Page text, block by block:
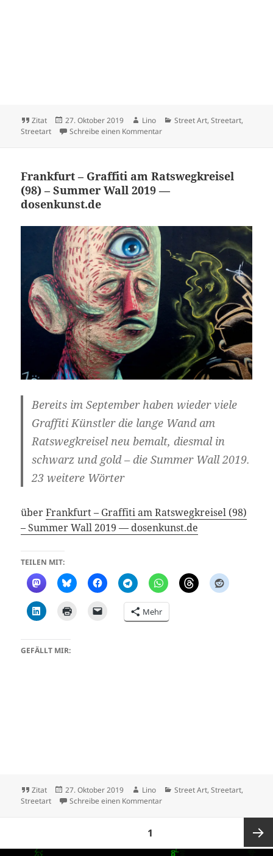
Format
Zitat
Veröffentlicht
am
27. Oktober 2019 Autor
Lino Kategorien
Street Art,Streetart,
Streetart
Schreibe einen Kommentarzu BLEND Graffiti Event im
Frankfurt – Graffiti am Ratswegkreisel
(98) – Summer Wall 2019 —
dosenkunst.de
Bereits im September haben wieder viele
Graffiti Künstler die lange Wand am
Ratswegkreisel neu bemalt, diesmal in
schwarz und gold – die Summer Wall 2019.
23 weitere Wörter
überFrankfurt – Graffiti am Ratswegkreisel (98)
– Summer Wall 2019 — dosenkunst.de
TEILEN MIT:
Mehr
GEFÄLLT MIR:
Format
Zitat
Veröffentlicht
am
27. Oktober 2019 Autor
Lino Kategorien
Street Art,Streetart,
Streetart
Schreibe einen Kommentarzu Frankfurt – Graffiti am
1